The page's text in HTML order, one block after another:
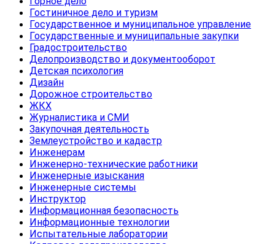
Гостиничное дело и туризм
Государственное и муниципальное управление
Государственные и муниципальные закупки
Градостроительство
Делопроизводство и документооборот
Детская психология
Дизайн
Дорожное строительство
ЖКХ
Журналистика и СМИ
Закупочная деятельность
Землеустройство и кадастр
Инженерам
Инженерно-технические работники
Инженерные изыскания
Инженерные системы
Инструктор
Информационная безопасность
Информационные технологии
Испытательные лаборатории